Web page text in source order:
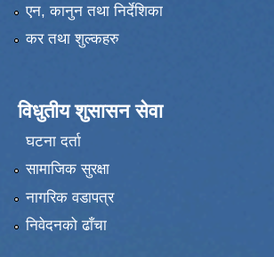
एन, कानुन तथा निर्देशिका
कर तथा शुल्कहरु
विधुतीय शुसासन सेवा
घटना दर्ता
सामाजिक सुरक्षा
नागरिक वडापत्र
निवेदनको ढाँचा